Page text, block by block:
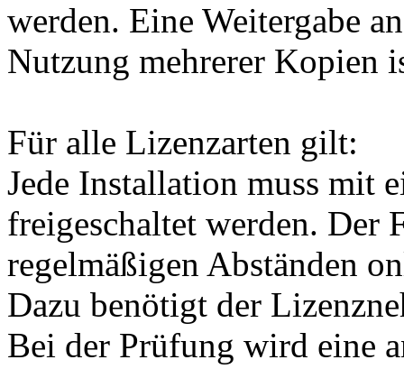
werden. Eine Weitergabe
Nutzung mehrerer Kopien
Für alle Lizenzarten gilt:
Jede Installation muss mit
freigeschaltet werden. Der
regelmäßigen Abständen
Dazu benötigt der
Bei der Prüfung wird eine